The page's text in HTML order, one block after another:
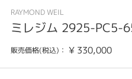
RAYMOND WEIL
ミレジム 2925-PC5-
販売価格(税込)： ¥ 330,000